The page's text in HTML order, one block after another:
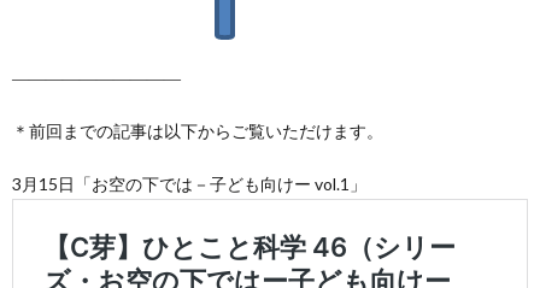
――――――――――
＊前回までの記事は以下からご覧いただけます。
3月15日「お空の下では－子ども向けー vol.1」